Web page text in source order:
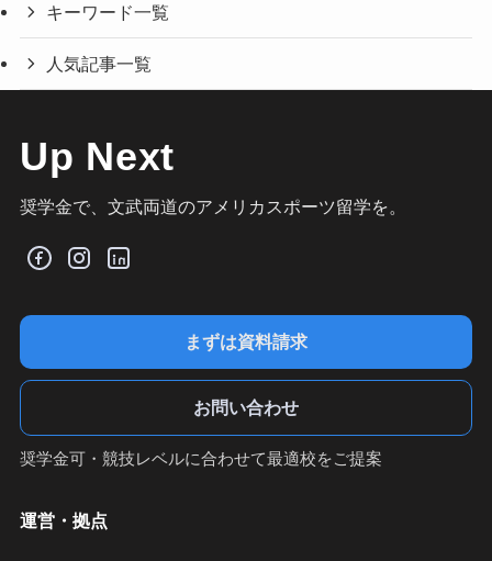
キーワード一覧
人気記事一覧
Up Next
奨学金で、文武両道のアメリカスポーツ留学を。
まずは資料請求
お問い合わせ
奨学金可・競技レベルに合わせて最適校をご提案
運営・拠点